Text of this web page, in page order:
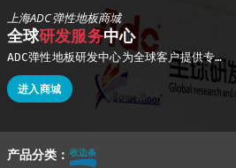
上海ADC弹性地板商城
全球研发服务中心
ADC弹性地板研发中心为全球客户提供专业的地面解决方案,公司在上海、广东设有生成基地,能够满足客户不同需求,产品主要以欧美标准进行生产
进入商城
产品分类： 卷材地胶